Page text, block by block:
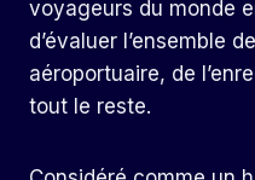
voyageurs du monde
d’évaluer l’ensemble
aéroportuaire, de
tout le reste.